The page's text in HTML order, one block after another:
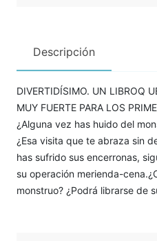
Descripción
DIVERTIDÍSIMO. UN LIBROQ
MUY FUERTE PARA LOS
¿Alguna vez has huido del
¿Esa visita que te abraza sin
has sufrido sus encerronas,
su operación merienda-
monstruo? ¿Podrá librarse de